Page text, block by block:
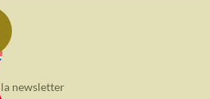
newsletter